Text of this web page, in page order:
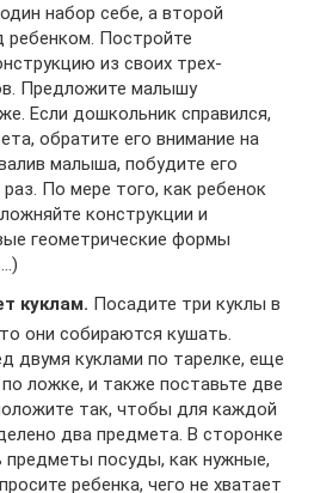
набор себе, а второй
ребенком. Постройте
из своих трех-
Предложите малышу
Если дошкольник справился,
обратите его внимание на
малыша, побудите его
По мере того, как ребенок
конструкции и
геометрические формы
куклам. Посадите три куклы в
они собираются кушать.
двумя куклами по тарелке, еще
ложке, и также поставьте две
так, чтобы для каждой
два предмета. В сторонке
посуды, как нужные,
ребенка, чего не хватает